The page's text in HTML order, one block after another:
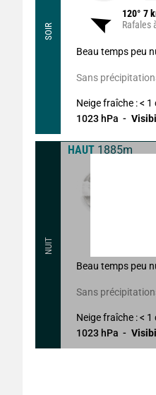
SOIR
120° 7
Rafales
Beau temps peu
Sans
Neige fraîche : < 1
1023 hPa
NUIT
HAUT 1885m
Beau temps peu
Sans
Neige fraîche : < 1
1023 hPa